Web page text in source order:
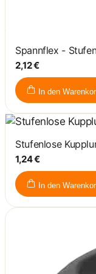
Spannflex -
2,12 €
In den
Stufenlose
1,24 €
In den